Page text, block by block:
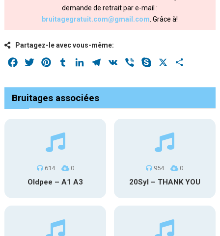
demande de retrait par e-mail :
bruitagegratuit.com@gmail.com . Grâce à!
Partagez-le avec vous-même:
Facebook
Twitter PinterestTumblrLinkedInTelegram
VK Viber Skype
Bruitages associées
614 0
Oldpee – A1 A3
954 0
20Syl – THANK YOU